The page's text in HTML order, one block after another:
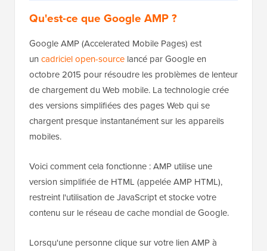
Qu'est-ce que Google AMP ?
Google AMP (Accelerated Mobile Pages) est
un cadriciel open-source lancé par Google en
octobre 2015 pour résoudre les problèmes de lenteur
de chargement du Web mobile. La technologie crée
des versions simplifiées des pages Web qui se
chargent presque instantanément sur les appareils
mobiles.
Voici comment cela fonctionne : AMP utilise une
version simplifiée de HTML (appelée AMP HTML),
restreint l'utilisation de JavaScript et stocke votre
contenu sur le réseau de cache mondial de Google.
Lorsqu'une personne clique sur votre lien AMP à